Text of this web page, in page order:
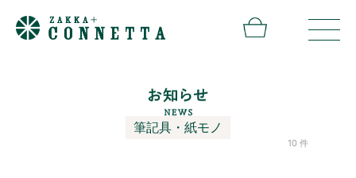
筆記具・紙モノ
10 件